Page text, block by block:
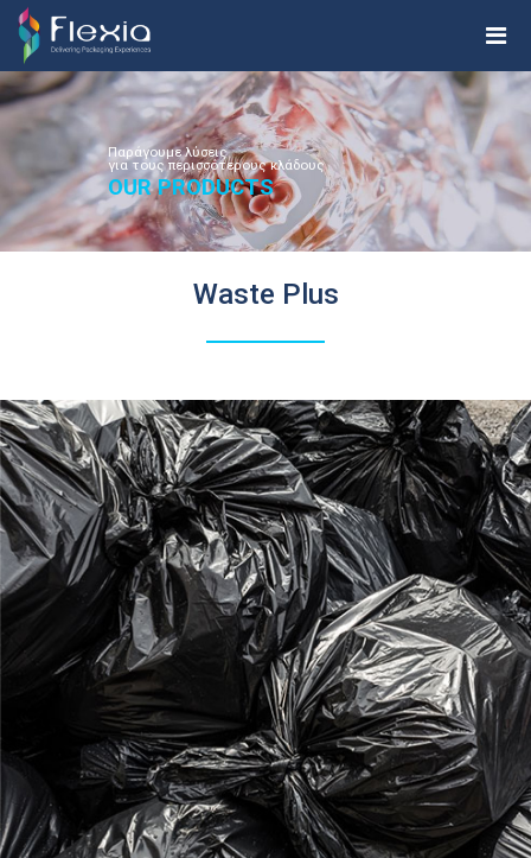
Παράγουμε λύσεις
για τους περισσότερους κλάδους
OUR PRODUCTS
Waste Plus